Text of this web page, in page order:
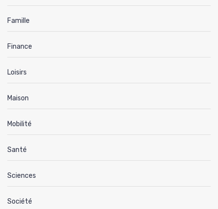
Famille
Finance
Loisirs
Maison
Mobilité
Santé
Sciences
Société